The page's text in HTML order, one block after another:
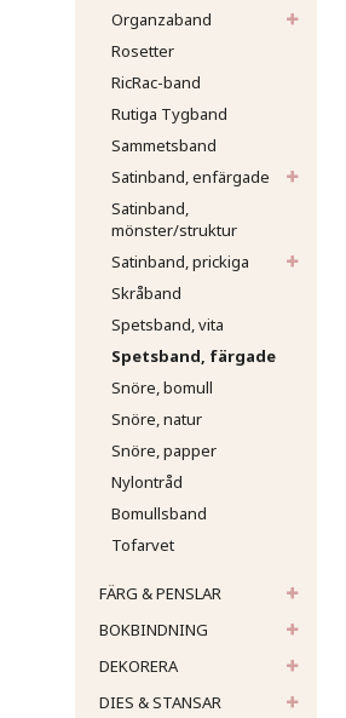
Organzaband
Rosetter
RicRac-band
Rutiga Tygband
Sammetsband
Satinband, enfärgade
Satinband,
mönster/struktur
Satinband, prickiga
Skråband
Spetsband, vita
Spetsband, färgade
Snöre, bomull
Snöre, natur
Snöre, papper
Nylontråd
Bomullsband
Tofarvet
FÄRG & PENSLAR
BOKBINDNING
DEKORERA
DIES & STANSAR